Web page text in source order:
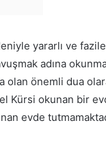
yararlı ve
adına
olan önemli dua
Kürsi okunan bir
evde